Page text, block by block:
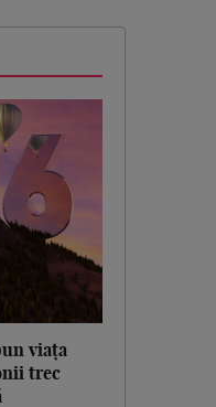
viața
trec